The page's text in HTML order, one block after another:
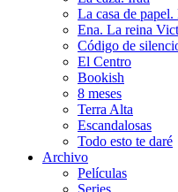
La casa de
Ena. La reina
Código de
El Centro
Bookish
8 meses
Terra Alta
Escandalosas
Todo esto te daré
Archivo
Películas